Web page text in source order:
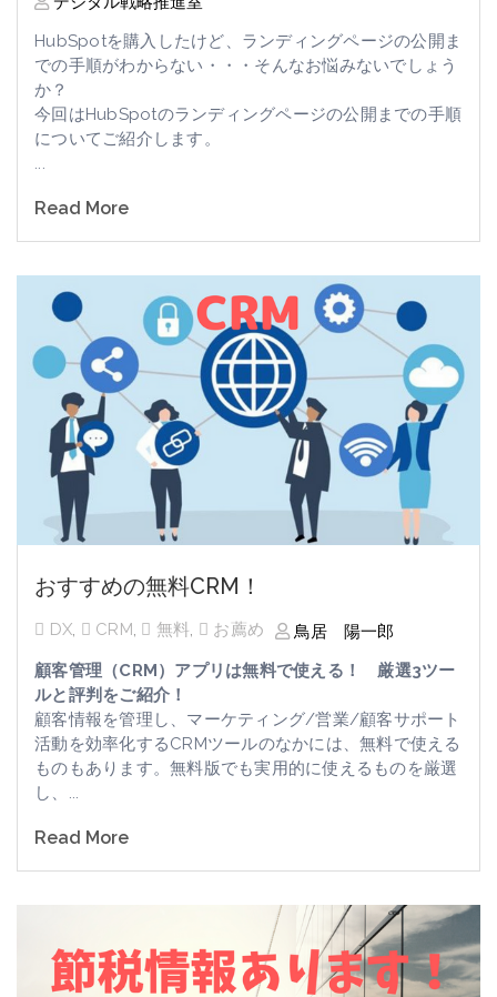
HubSpotを購入したけど、ランディングページの公開ま
での手順がわからない・・・そんなお悩みないでしょう
か？
今回はHubSpotのランディングページの公開までの手順
についてご紹介します。
...
Read More
おすすめの無料CRM！
DX, CRM, 無料, お薦め
鳥居 陽一郎
顧客管理（CRM）アプリは無料で使える！ 厳選3ツー
ルと評判をご紹介！
顧客情報を管理し、マーケティング/営業/顧客サポート
活動を効率化するCRMツールのなかには、無料で使える
ものもあります。無料版でも実用的に使えるものを厳選
し、 ...
Read More